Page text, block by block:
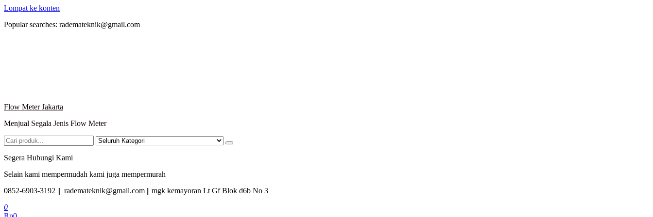
Lompat ke konten
Popular searches: rademateknik@gmail.com
Flow Meter Jakarta
Menjual Segala Jenis Flow Meter
Segera Hubungi Kami
Selain kami mempermudah kami juga mempermurah
0852-6903-3192 || rademateknik@gmail.com || mgk kemayoran Lt Gf Blok d6b No 3
0